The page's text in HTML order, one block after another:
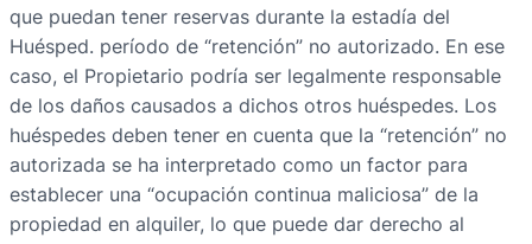
que puedan tener reservas durante la estadía del
Huésped. período de “retención” no autorizado. En ese
caso, el Propietario podría ser legalmente responsable
de los daños causados a dichos otros huéspedes. Los
huéspedes deben tener en cuenta que la “retención” no
autorizada se ha interpretado como un factor para
establecer una “ocupación continua maliciosa” de la
propiedad en alquiler, lo que puede dar derecho al